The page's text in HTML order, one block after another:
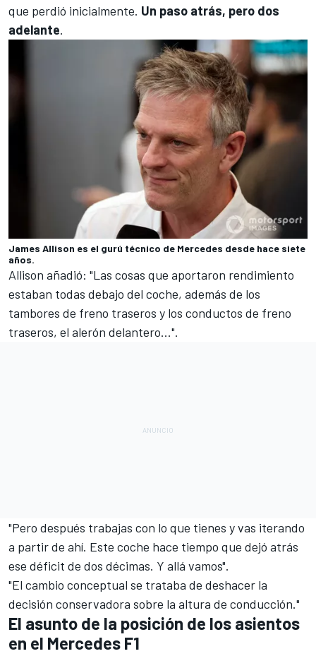
que perdió inicialmente. Un paso atrás, pero dos
adelante.
James Allison es el gurú técnico de Mercedes desde hace siete
años.
Allison añadió: "Las cosas que aportaron rendimiento
estaban todas debajo del coche, además de los
tambores de freno traseros y los conductos de freno
traseros, el alerón delantero...".
"Pero después trabajas con lo que tienes y vas iterando
a partir de ahí. Este coche hace tiempo que dejó atrás
ese déficit de dos décimas. Y allá vamos".
"El cambio conceptual se trataba de deshacer la
decisión conservadora sobre la altura de conducción."
El asunto de la posición de los asientos
en el Mercedes F1